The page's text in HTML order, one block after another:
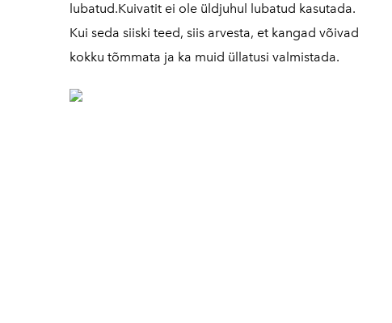
lubatud.Kuivatit ei ole üldjuhul lubatud kasutada.
Kui seda siiski teed, siis arvesta, et kangad võivad
kokku tõmmata ja ka muid üllatusi valmistada.